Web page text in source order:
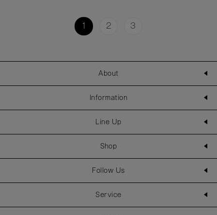
1 2 3
About
Information
Line Up
Shop
Follow Us
Service